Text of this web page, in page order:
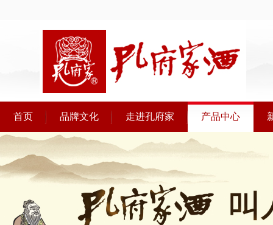
首页 品牌文化 走进孔府家 产品中心